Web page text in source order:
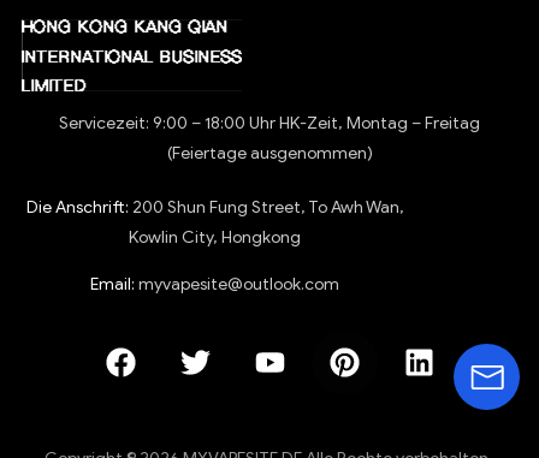
Servicezeit: 9:00 – 18:00 Uhr HK-Zeit, Montag – Freitag
(Feiertage ausgenommen)
Die Anschrift: 200 Shun Fung Street, To Awh Wan,
Kowlin City, Hongkong
Email: myvapesite@outlook.com